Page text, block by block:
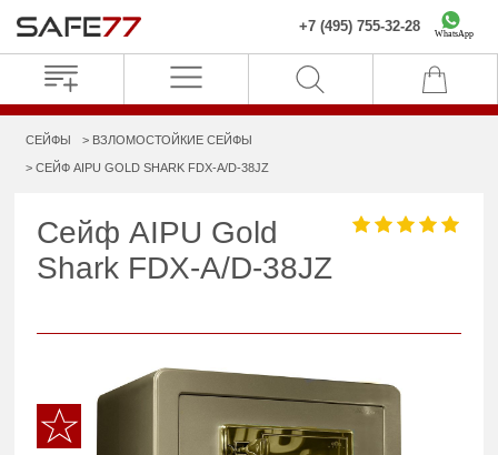
+7 (495) 755-32-28 WhatsApp
СЕЙФЫ ВЗЛОМОСТОЙКИЕ СЕЙФЫ
СЕЙФ AIPU GOLD SHARK FDX-A/D-38JZ
Сейф AIPU Gold
Shark FDX-A/D-38JZ